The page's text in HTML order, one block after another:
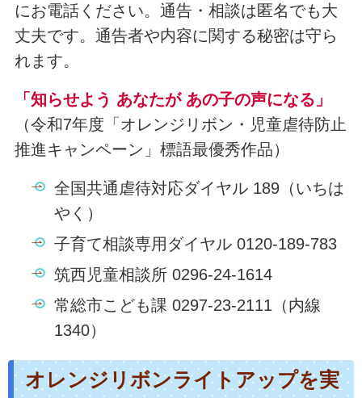
にお電話ください。通告・相談は匿名でも大
丈夫です。通告者や内容に関する秘密は守ら
れます。
「知らせよう あなたが あの子の声になる」
（令和7年度「オレンジリボン・児童虐待防止
推進キャンペーン」標語最優秀作品）
全国共通虐待対応ダイヤル 189（いちは
やく）
子育て相談専用ダイヤル 0120-189-783
筑西児童相談所 0296-24-1614
常総市こども課 0297-23-2111（内線
1340）
オレンジリボンライトアップを実